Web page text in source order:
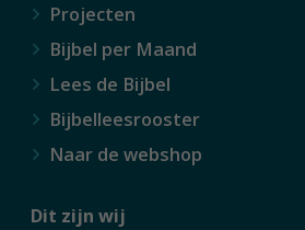
Projecten
Bijbel per Maand
Lees de Bijbel
Bijbelleesrooster
Naar de webshop
Dit zijn wij